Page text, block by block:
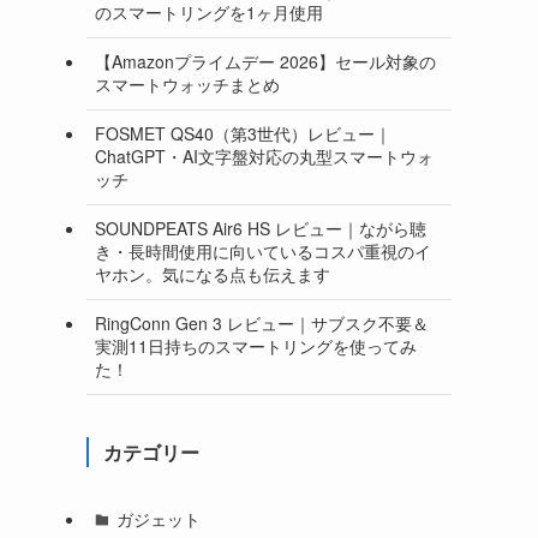
のスマートリングを1ヶ月使用
【Amazonプライムデー 2026】セール対象の
スマートウォッチまとめ
FOSMET QS40（第3世代）レビュー｜
ChatGPT・AI文字盤対応の丸型スマートウォ
ッチ
SOUNDPEATS Air6 HS レビュー｜ながら聴
き・長時間使用に向いているコスパ重視のイ
ヤホン。気になる点も伝えます
RingConn Gen 3 レビュー｜サブスク不要＆
実測11日持ちのスマートリングを使ってみ
た！
カテゴリー
ガジェット